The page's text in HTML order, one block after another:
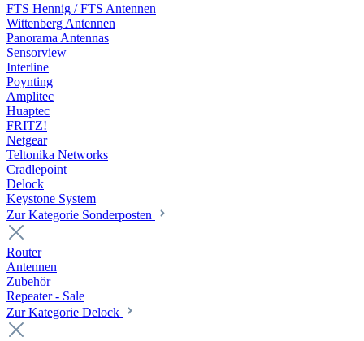
FTS Hennig / FTS Antennen
Wittenberg Antennen
Panorama Antennas
Sensorview
Interline
Poynting
Amplitec
Huaptec
FRITZ!
Netgear
Teltonika Networks
Cradlepoint
Delock
Keystone System
Zur Kategorie Sonderposten
Router
Antennen
Zubehör
Repeater - Sale
Zur Kategorie Delock